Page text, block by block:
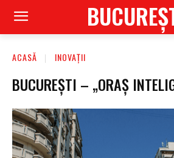
ACASĂ INOVAȚII
BUCUREȘTI – „ORAȘ